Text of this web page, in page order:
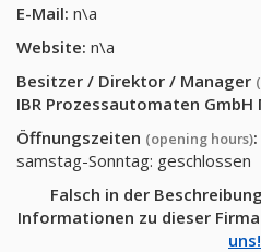
E-Mail: n\a
Website: n\a
Besitzer / Direktor / Manager
IBR Prozessautomaten GmbH
Öffnungszeiten (opening hours):
samstag-Sonntag: geschlossen
Falsch in der
Informationen zu dieser
uns!